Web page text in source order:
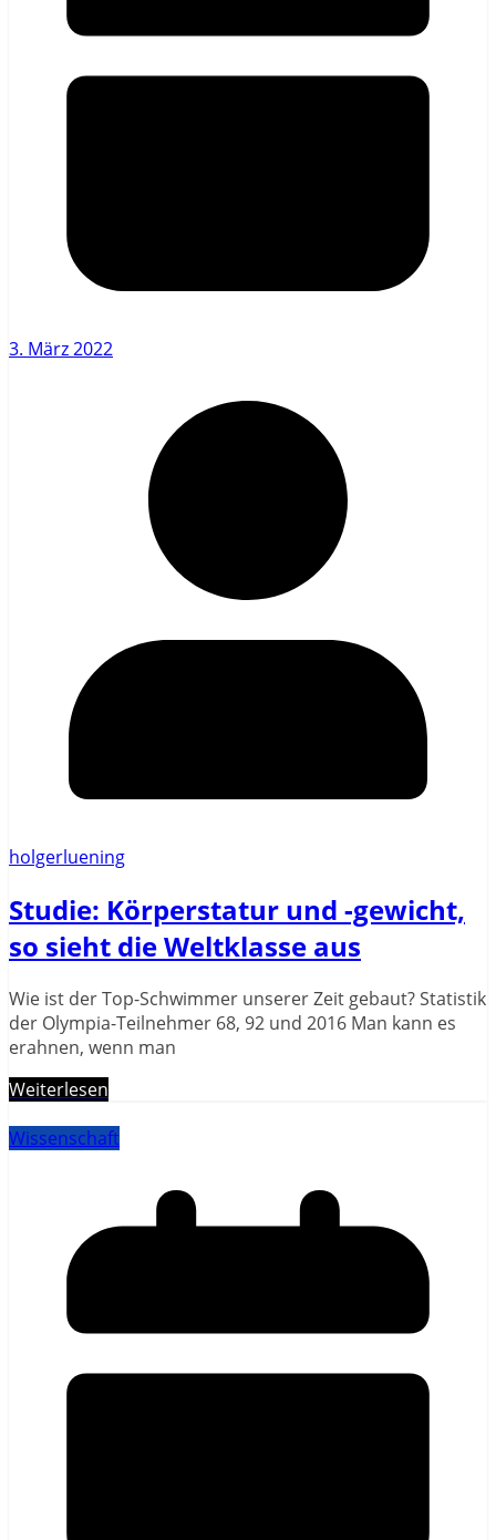
3. März 2022
holgerluening
Studie: Körperstatur und -gewicht,
so sieht die Weltklasse aus
Wie ist der Top-Schwimmer unserer Zeit gebaut? Statistik
der Olympia-Teilnehmer 68, 92 und 2016 Man kann es
erahnen, wenn man
Weiterlesen
Wissenschaft